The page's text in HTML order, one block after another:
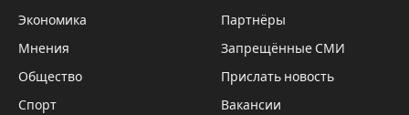
Экономика
Мнения
Общество
Спорт
Партнёры
Запрещённые СМИ
Прислать новость
Вакансии